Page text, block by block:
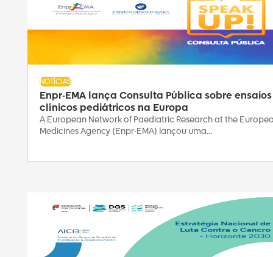
Enpr-EMA lança Consulta Pública sobre ensaios
clínicos pediátricos na Europa
NOTÍCIAS
A European Network of Paediatric Research at the
Medicines Agency (Enpr-EMA) lançou uma...